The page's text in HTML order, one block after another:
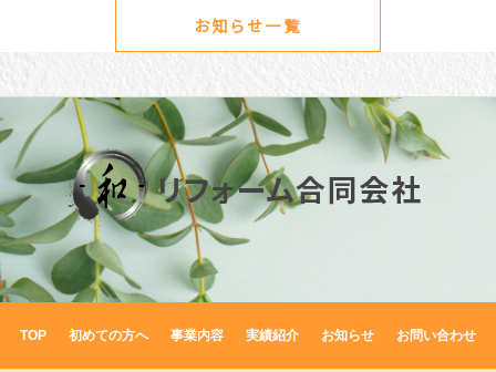
お知らせ一覧
TOP 初めての方へ 事業内容 実績紹介 お知らせ お問い合わせ